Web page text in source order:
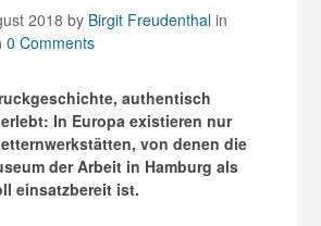
2018by Birgit Freudenthal in
0 Comments
authentisch
In Europa existieren nur
von denen die
der Arbeit in Hamburg als
einsatzbereit ist.